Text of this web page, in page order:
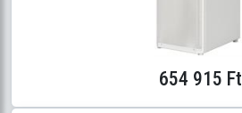
654 915 Ft